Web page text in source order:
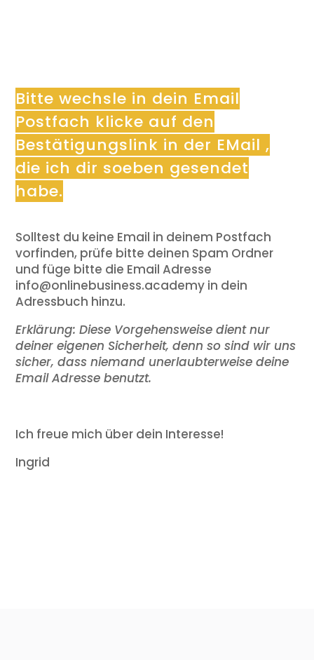
Bitte wechsle in dein Email
Postfach klicke auf den
Bestätigungslink in der EMail ,
die ich dir soeben gesendet
habe.
Solltest du keine Email in deinem Postfach
vorfinden, prüfe bitte deinen Spam Ordner
und füge bitte die Email Adresse
info@onlinebusiness.academy in dein
Adressbuch hinzu.
Erklärung: Diese Vorgehensweise dient nur
deiner eigenen Sicherheit, denn so sind wir uns
sicher, dass niemand unerlaubterweise deine
Email Adresse benutzt.
Ich freue mich über dein Interesse!
Ingrid